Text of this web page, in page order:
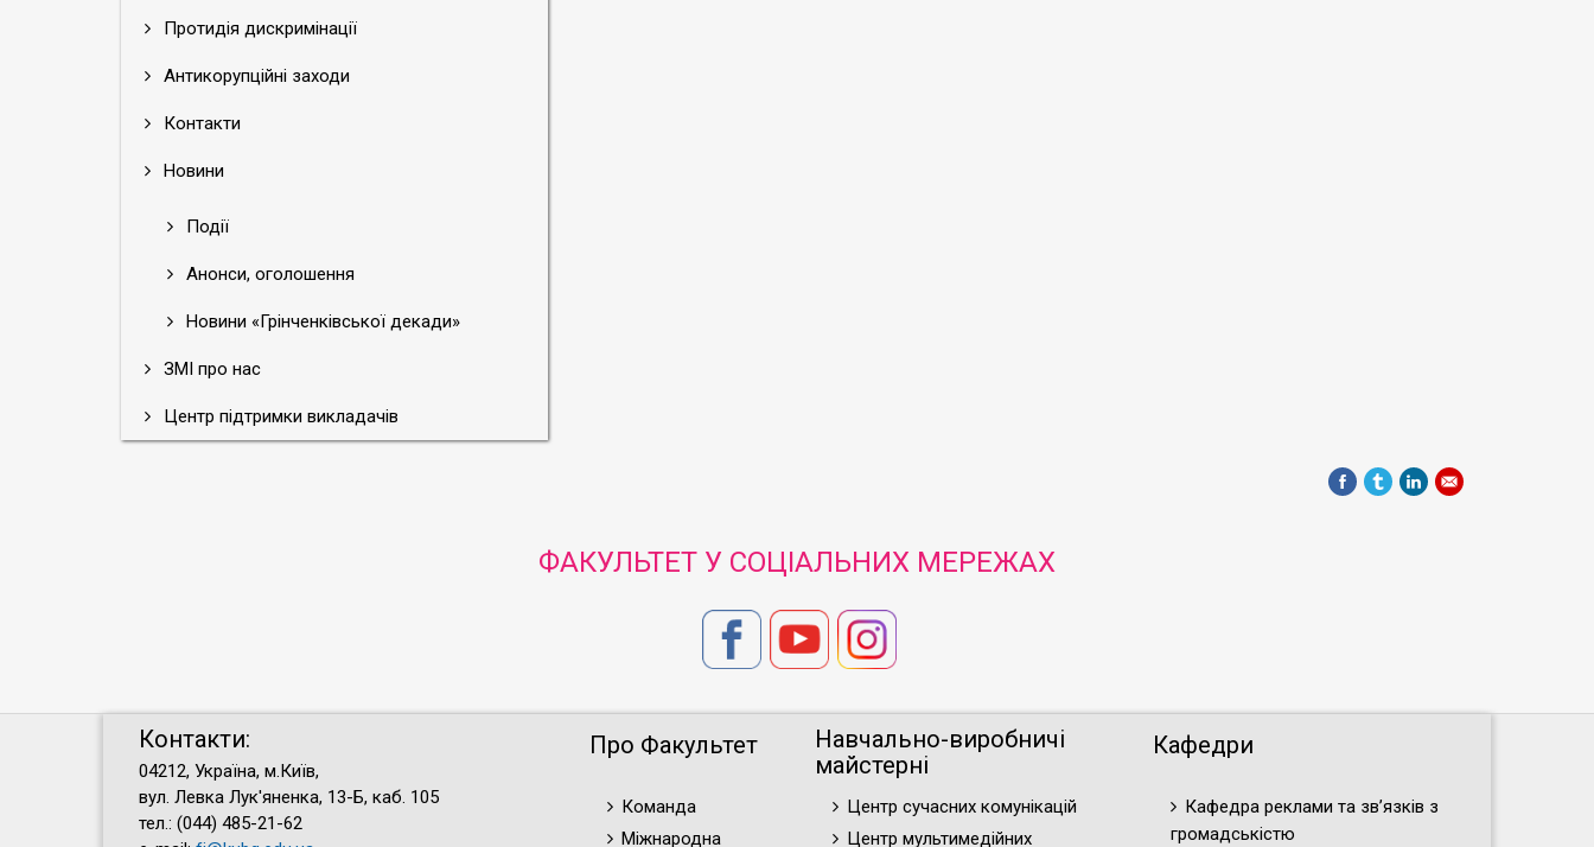
Протидія дискримінації
Антикорупційні заходи
Контакти
Новини
Події
Анонси, оголошення
Новини «Грінченківської декади»
ЗМІ про нас
Центр підтримки викладачів
ФАКУЛЬТЕТ У СОЦІАЛЬНИХ МЕРЕЖАХ
Контакти:
04212, Україна, м.Київ,
вул. Левка Лук'яненка, 13-Б, каб. 105
тел.: (044) 485-21-62
Про Факультет
Команда
Міжнародна
Навчально-виробничі
майстерні
Центр сучасних комунікацій
Центр мультимедійних
Кафедри
Кафедра реклами та зв’язків з
громадськістю